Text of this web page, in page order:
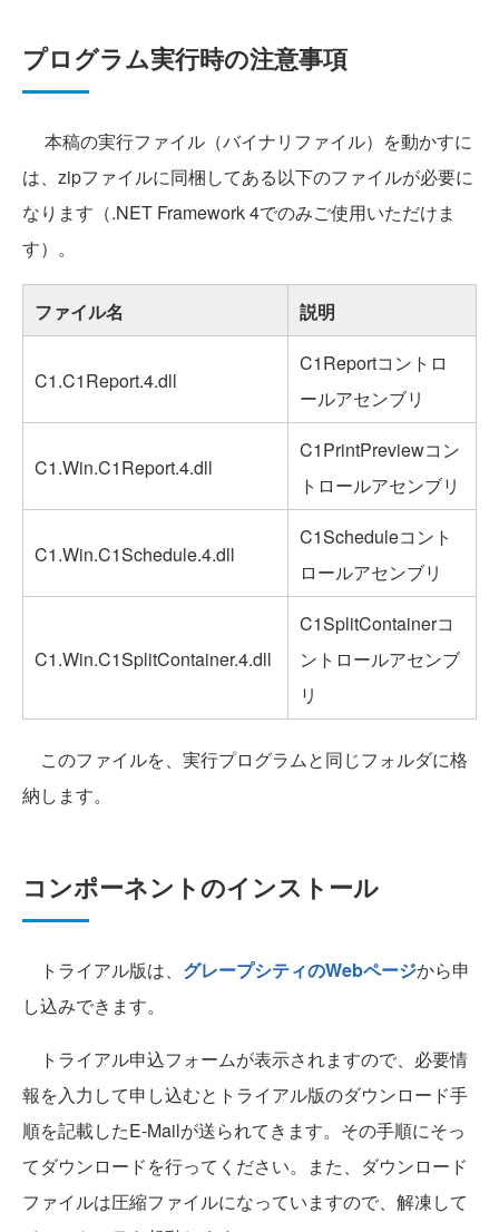
プログラム実行時の注意事項
本稿の実行ファイル（バイナリファイル）を動かすに
は、zipファイルに同梱してある以下のファイルが必要に
なります（.NET Framework 4でのみご使用いただけま
す）。
ファイル名 説明
C1.C1Report.4.dll
C1Reportコントロ
ールアセンブリ
C1.Win.C1Report.4.dll
C1PrintPreviewコン
トロールアセンブリ
C1.Win.C1Schedule.4.dll
C1Scheduleコント
ロールアセンブリ
C1.Win.C1SplitContainer.4.dll
C1SplitContainerコ
ントロールアセンブ
リ
このファイルを、実行プログラムと同じフォルダに格
納します。
コンポーネントのインストール
トライアル版は、 グレープシティのWebページから申
し込みできます。
トライアル申込フォームが表示されますので、必要情
報を入力して申し込むとトライアル版のダウンロード手
順を記載したE-Mailが送られてきます。その手順にそっ
てダウンロードを行ってください。また、ダウンロード
ファイルは圧縮ファイルになっていますので、解凍して